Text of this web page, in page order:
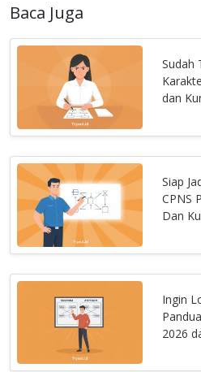
Baca Juga
Sudah
dan
Siap
CPNS
Dan
Ingin
2026